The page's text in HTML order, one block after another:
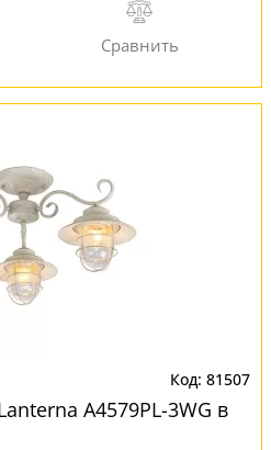
81507
A4579PL-3WG в